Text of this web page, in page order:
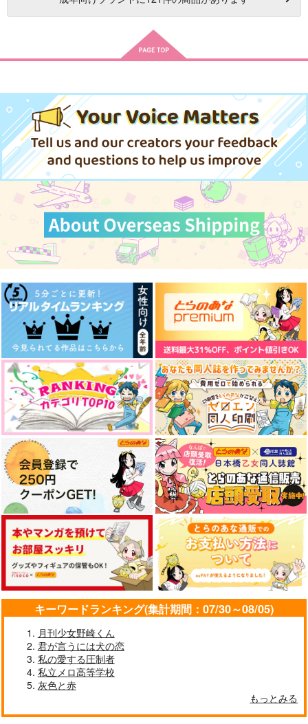
キーワードランキング(集計期間：07/30～08/05)
月刊少女野崎くん
君が言うには犬の恋
私の愛する圧制者
私立メロ高等学校
灰色と赤
もっとみる